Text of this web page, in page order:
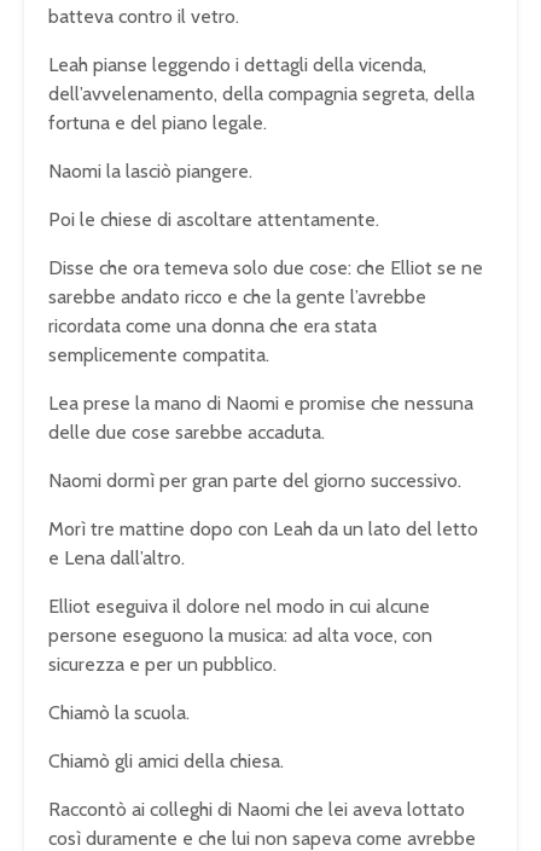
batteva contro il vetro.
Leah pianse leggendo i dettagli della vicenda,
dell’avvelenamento, della compagnia segreta, della
fortuna e del piano legale.
Naomi la lasciò piangere.
Poi le chiese di ascoltare attentamente.
Disse che ora temeva solo due cose: che Elliot se ne
sarebbe andato ricco e che la gente l’avrebbe
ricordata come una donna che era stata
semplicemente compatita.
Lea prese la mano di Naomi e promise che nessuna
delle due cose sarebbe accaduta.
Naomi dormì per gran parte del giorno successivo.
Morì tre mattine dopo con Leah da un lato del letto
e Lena dall’altro.
Elliot eseguiva il dolore nel modo in cui alcune
persone eseguono la musica: ad alta voce, con
sicurezza e per un pubblico.
Chiamò la scuola.
Chiamò gli amici della chiesa.
Raccontò ai colleghi di Naomi che lei aveva lottato
così duramente e che lui non sapeva come avrebbe